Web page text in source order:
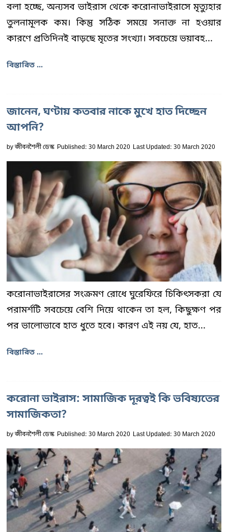
বলা হচ্ছে, অন্যসব ভাইরাস থেকে করোনাভাইরাসে মৃত্যুহার
তুলনামূলক কম। কিন্তু সঠিক সময়ে সনাক্ত না হওয়ার
কারণে প্রতিদিনই বাড়ছে মৃতের সংখ্যা। সবচেয়ে ভয়াবহ...
বিস্তারিত ...
জানেন, ঘণ্টায় কতবার নাকে মুখে হাত দিচ্ছেন
আপনি?
byজীবনশৈলী ডেস্ক Published: 30 March 2020 Last Updated: 30 March 2020
করোনাভাইরাসের সংক্রমণ রোধে ঘুরেফিরে চিকিৎসকরা যে
পরামর্শটি সবচেয়ে বেশি দিয়ে থাকেন তা হল, কিছুক্ষণ পর
পর ভালোভাবে হাত ধুতে হবে। কারণ এই নয় যে, হাত...
বিস্তারিত ...
করোনা ভাইরাস: সামাজিক দূরত্বই কি ভবিষ্যতের
সামাজিকতা?
byজীবনশৈলী ডেস্ক Published: 30 March 2020 Last Updated: 30 March 2020